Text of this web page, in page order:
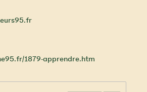
1879-apprendre.htm